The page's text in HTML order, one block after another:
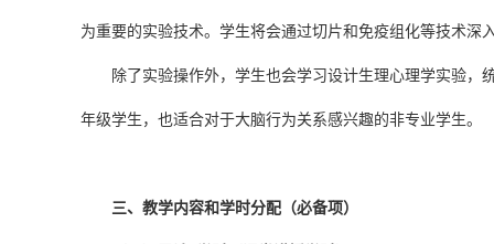
为重要的实验技术。学生将会通过切片和免疫组化等技术深
除了实验操作外，学生也会学习设计生理心理学实验
年级学生，也适合对于大脑行为关系感兴趣的非专业学生。
三、教学内容和学时分配（必备项）